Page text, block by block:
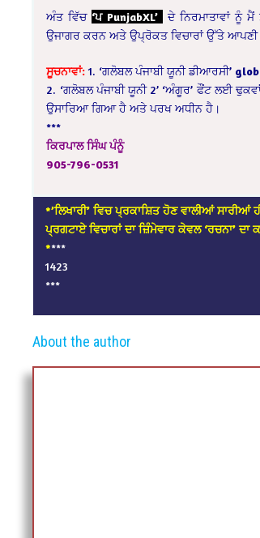
ਅੰਤ ਵਿੱਚ ‘ਪ PunjabXL’
ਦੇ ਨਿਰਮਾਤਾਵਾਂ ਨੂੰ
ਉਜਾਗਰ ਕਰਨ ਅਤੇ ਉਪ੍ਰੋਕਤ ਵਿਚਾਰਾਂ ਉੱਤੇ ਆਪਣੀ
ਸੂਚਨਾਵਾਂ: 1. ‘ਗਲੋਬਲ ਪੰਜਾਬੀ ਯੂਨੀ ਡੀਆਰਸੀ’
2. ‘ਗਲੋਬਲ ਪੰਜਾਬੀ ਯੂਨੀ 2’ ‘ਅੰਗੂਰ’ ਫੌਂਟ ਲਈ
ਉਸਾਰਿਆ ਗਿਆ ਹੈ ਅਤੇ ਪਰਖ ਅਧੀਨ ਹੈ।
***
ਕਿਰਪਾਲ ਸਿੰਘ ਪੰਨੂੰ
905-796-0531
*’ਲਿਖਾਰੀ’ ਵਿਚ ਪ੍ਰਕਾਸ਼ਿਤ ਹੋਣ ਵਾਲੀਆਂ ਸਾਰੀਆਂ
ਪ੍ਰਗਟਾਏ ਵਿਚਾਰਾਂ ਦਾ ਜ਼ਿੰਮੇਵਾਰ ਕੇਵਲ ‘ਰਚਨਾ’ ਦਾ
****
1423
***
About the author